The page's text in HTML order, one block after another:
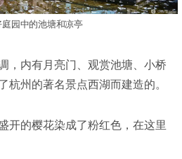
园中的池塘和凉亭
，内有月亮门、观赏池塘、小桥
杭州的著名景点西湖而建造的。
开的樱花染成了粉红色，在这里